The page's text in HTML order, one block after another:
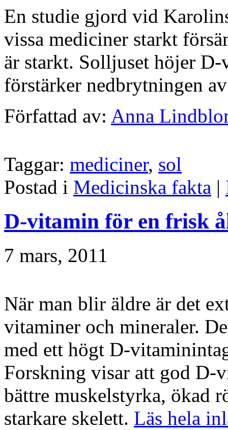
En studie gjord vid
vissa mediciner starkt
är starkt. Solljuset höjer
förstärker nedbrytningen
Författad av: Anna
Taggar: mediciner, sol
Postad i Medicinska fakta |
D-vitamin för en frisk
7 mars, 2011
När man blir äldre är det
vitaminer och mineraler.
med ett högt D-
Forskning visar att god D-
bättre muskelstyrka, ökad
starkare skelett. Läs hela